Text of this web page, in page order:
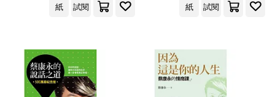
紙
試閱
紙
試閱